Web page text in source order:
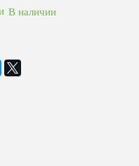
В наличии